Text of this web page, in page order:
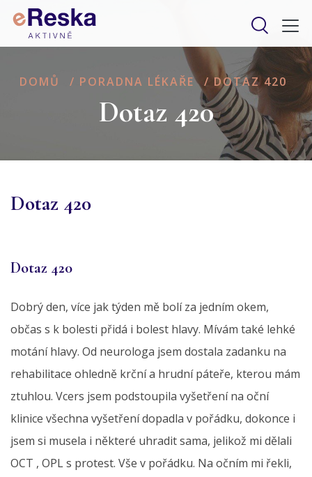
DOMŮ / PORADNA LÉKAŘE / DOTAZ 420
Dotaz 420
Dotaz 420
Dotaz 420
Dobrý den, více jak týden mě bolí za jedním okem,
občas s k bolesti přidá i bolest hlavy. Mívám také lehké
motání hlavy. Od neurologa jsem dostala zadanku na
rehabilitace ohledně krční a hrudní páteře, kterou mám
ztuhlou. Vcers jsem podstoupila vyšetření na oční
klinice všechna vyšetření dopadla v pořádku, dokonce i
jsem si musela i některé uhradit sama, jelikož mi dělali
OCT , OPL s protest. Vše v pořádku. Na očním mi řekli,